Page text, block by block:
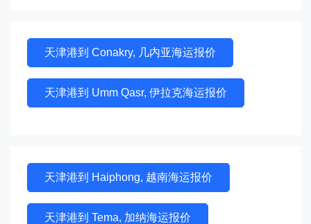
天津港到 Conakry, 几内亚海运报价
天津港到 Umm Qasr, 伊拉克海运报价
天津港到 Haiphong, 越南海运报价
天津港到 Tema, 加纳海运报价